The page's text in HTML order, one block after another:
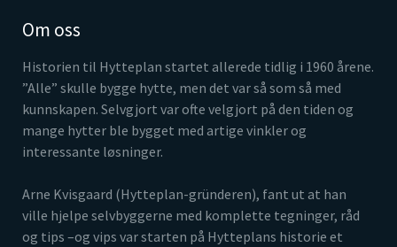
Om oss
Historien til Hytteplan startet allerede tidlig i 1960 årene.
”Alle” skulle bygge hytte, men det var så som så med
kunnskapen. Selvgjort var ofte velgjort på den tiden og
mange hytter ble bygget med artige vinkler og
interessante løsninger.
Arne Kvisgaard (Hytteplan-gründeren), fant ut at han
ville hjelpe selvbyggerne med komplette tegninger, råd
og tips –og vips var starten på Hytteplans historie et